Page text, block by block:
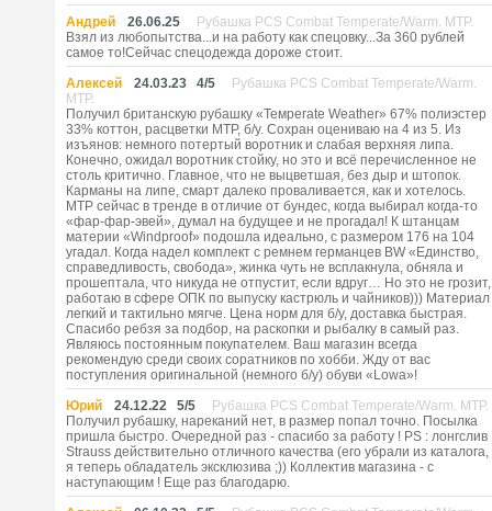
Андрей
26.06.25
Рубашка PCS Combat Temperate/Warm. MTP.
Взял из любопытства...и на работу как спецовку...За 360 рублей
самое то!Сейчас спецодежда дороже стоит.
Алексей
24.03.23 4/5
Рубашка PCS Combat Temperate/Warm.
MTP.
Получил британскую рубашку «Темреrate Weather» 67% полиэстер
33% коттон, расцветки МТР, б/у. Сохран оцениваю на 4 из 5. Из
изъянов: немного потертый воротник и слабая верхняя липа.
Конечно, ожидал воротник стойку, но это и всё перечисленное не
столь критично. Главное, что не выцветшая, без дыр и штопок.
Карманы на липе, смарт далеко проваливается, как и хотелось.
МТР сейчас в тренде в отличие от бундес, когда выбирал когда-то
«фар-фар-эвей», думал на будущее и не прогадал! К штанцам
материи «Windproof» подошла идеально, с размером 176 на 104
угадал. Когда надел комплект с ремнем германцев BW «Единство,
справедливость, свобода», жинка чуть не всплакнула, обняла и
прошептала, что никуда не отпустит, если вдруг… Но это не грозит,
работаю в сфере ОПК по выпуску кастрюль и чайников))) Материал
легкий и тактильно мягче. Цена норм для б/у, доставка быстрая.
Спасибо ребзя за подбор, на раскопки и рыбалку в самый раз.
Являюсь постоянным покупателем. Ваш магазин всегда
рекомендую среди своих соратников по хобби. Жду от вас
поступления оригинальной (немного б/у) обуви «Lowa»!
Юрий
24.12.22 5/5
Рубашка PCS Combat Temperate/Warm. MTP.
Получил рубашку, нареканий нет, в размер попал точно. Посылка
пришла быстро. Очередной раз - спасибо за работу ! PS : лонгслив
Strauss действительно отличного качества (его убрали из каталога,
я теперь обладатель эксклюзива ;)) Коллектив магазина - с
наступающим ! Еще раз благодарю.